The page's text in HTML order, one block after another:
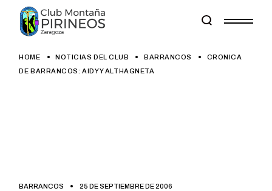
content
HOME NOTICIAS DEL CLUB BARRANCOS
CRONICA
DE BARRANCOS: AIDY Y ALTHAGNETA
BARRANCOS 25 DE SEPTIEMBRE DE 2006